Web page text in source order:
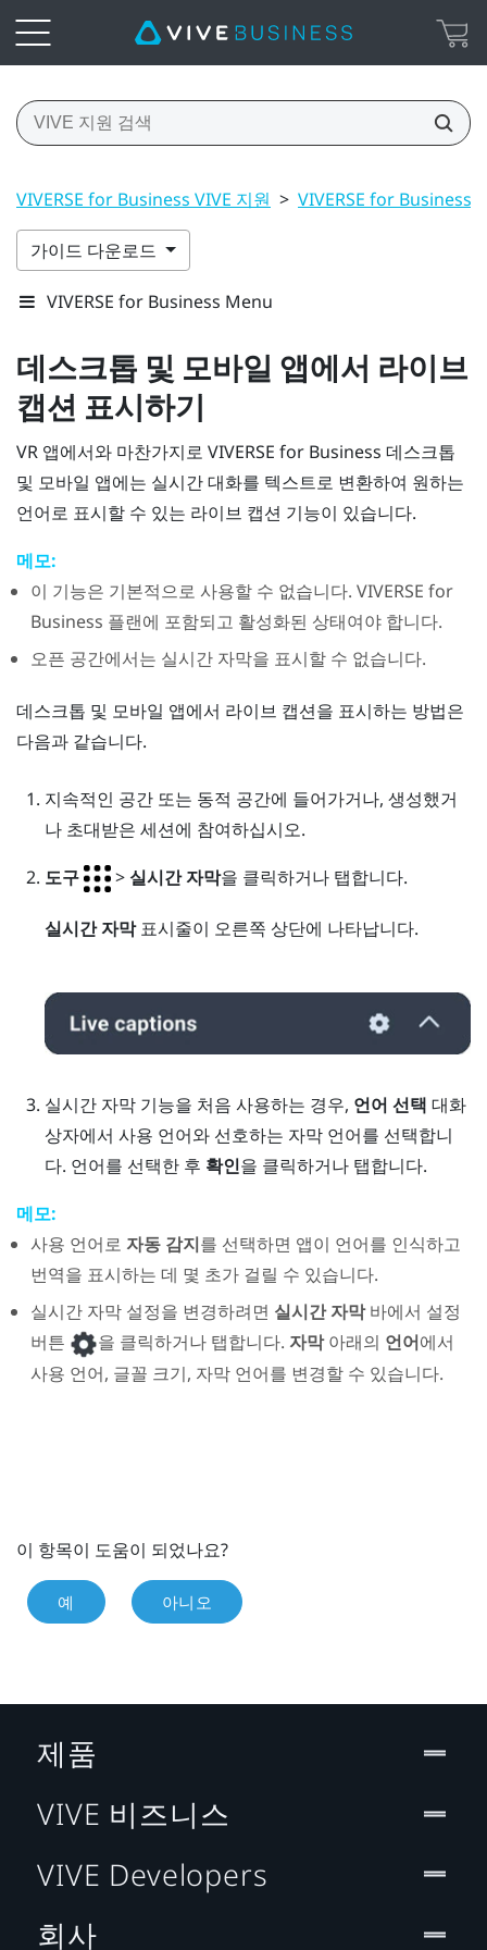
VIVERSE for Business VIVE 지원 > VIVERSE for Business
가이드 다운로드
VIVERSE for Business Menu
데스크톱 및 모바일 앱에서 라이브
캡션 표시하기
VR 앱에서와 마찬가지로 VIVERSE for Business 데스크톱
및 모바일 앱에는 실시간 대화를 텍스트로 변환하여 원하는
언어로 표시할 수 있는 라이브 캡션 기능이 있습니다.
메모:
이 기능은 기본적으로 사용할 수 없습니다. VIVERSE for
Business 플랜에 포함되고 활성화된 상태여야 합니다.
오픈 공간에서는 실시간 자막을 표시할 수 없습니다.
데스크톱 및 모바일 앱에서 라이브 캡션을 표시하는 방법은
다음과 같습니다.
지속적인 공간 또는 동적 공간에 들어가거나, 생성했거
나 초대받은 세션에 참여하십시오.
도구
> 실시간 자막을 클릭하거나 탭합니다.
실시간 자막표시줄이 오른쪽 상단에 나타납니다.
실시간 자막 기능을 처음 사용하는 경우, 언어 선택 대화
상자에서 사용 언어와 선호하는 자막 언어를 선택합니
다. 언어를 선택한 후 확인을 클릭하거나 탭합니다.
메모:
사용 언어로 자동 감지를 선택하면 앱이 언어를 인식하고
번역을 표시하는 데 몇 초가 걸릴 수 있습니다.
실시간 자막 설정을 변경하려면 실시간 자막바에서 설정
버튼
을 클릭하거나 탭합니다. 자막아래의 언어에서
사용 언어, 글꼴 크기, 자막 언어를 변경할 수 있습니다.
이 항목이 도움이 되었나요?
예 아니오
제품
VIVE 비즈니스
VIVE Developers
회사